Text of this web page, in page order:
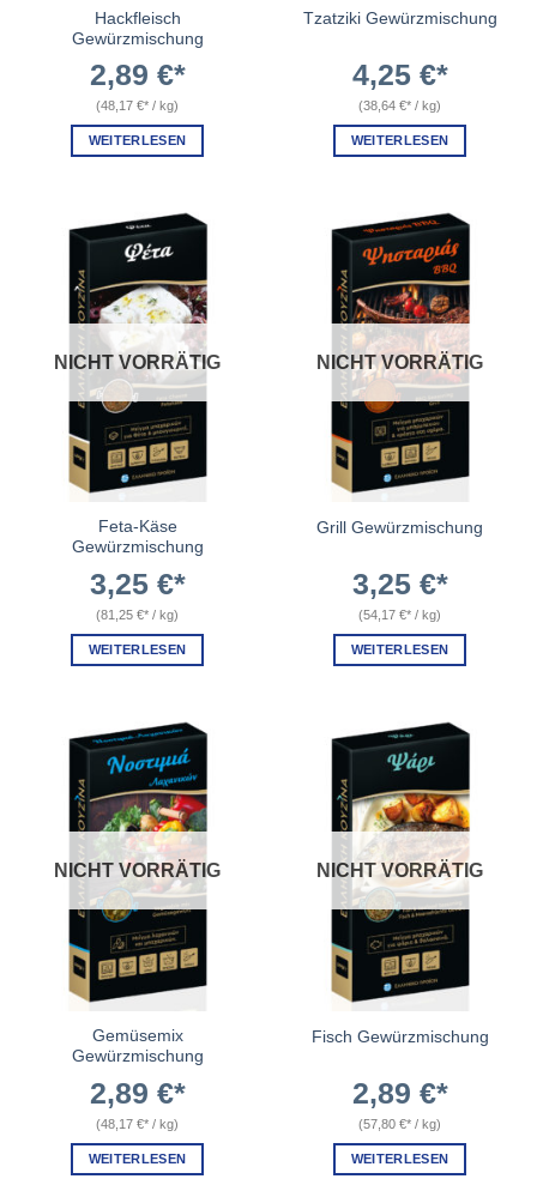
Hackfleisch
Gewürzmischung
2,89 €
(48,17 € / kg)
WEITERLESEN
Tzatziki Gewürzmischung
4,25 €
(38,64 € / kg)
WEITERLESEN
NICHT VORRÄTIG
Feta-Käse
Gewürzmischung
3,25 €
(81,25 € / kg)
WEITERLESEN
NICHT VORRÄTIG
Grill Gewürzmischung
3,25 €
(54,17 € / kg)
WEITERLESEN
NICHT VORRÄTIG
Gemüsemix
Gewürzmischung
2,89 €
(48,17 € / kg)
WEITERLESEN
NICHT VORRÄTIG
Fisch Gewürzmischung
2,89 €
(57,80 € / kg)
WEITERLESEN